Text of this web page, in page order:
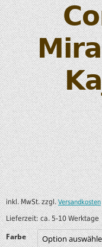
inkl. MwSt. zzgl.Versandkosten
Lieferzeit:ca. 5-10 Werktage
Farbe